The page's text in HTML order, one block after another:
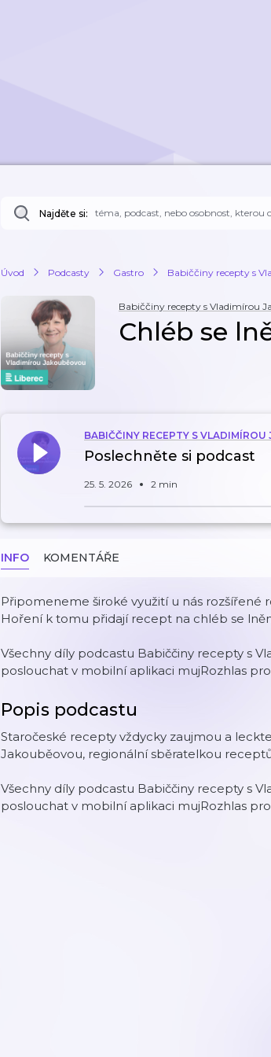
Najděte si:
Úvod Podcasty Gastro Babiččiny recepty s
Babiččiny recepty s Vladimírou
Chléb se
BABIČČINY RECEPTY S
Poslechněte si podcast
25. 5. 2026 2 min
INFO KOMENTÁŘE
Připomeneme široké využití u nás rozšířené
Hoření k tomu přidají recept na chléb se
Všechny díly podcastu Babiččiny recepty s
poslouchat v mobilní aplikaci mujRozhlas pro
Popis podcastu
Staročeské recepty vždycky zaujmou a
Jakouběovou, regionální sběratelkou
Všechny díly podcastu Babiččiny recepty s
poslouchat v mobilní aplikaci mujRozhlas pro